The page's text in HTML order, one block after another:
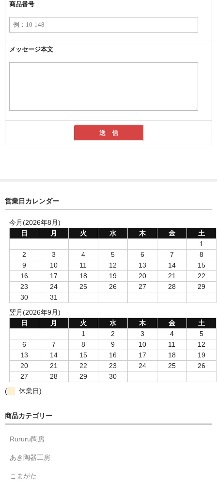
商品番号
メッセージ本文
営業日カレンダー
今月(2026年8月)
日
月 火 水 木 金
土
1
2
3 4 5 6 7
8
9
10 11 12 13 14
15
16
17 18 19 20 21
22
23
24 25 26 27 28
29
30
31
翌月(2026年9月)
日
月 火 水 木 金
土
1
2 3 4
5
6
7 8 9 10 11
12
13
14 15 16 17 18
19
20
21 22 23 24 25
26
27
28 29
30
(
休業日)
商品カテゴリー
Rururu陶房
あき陶器工房
こまがた